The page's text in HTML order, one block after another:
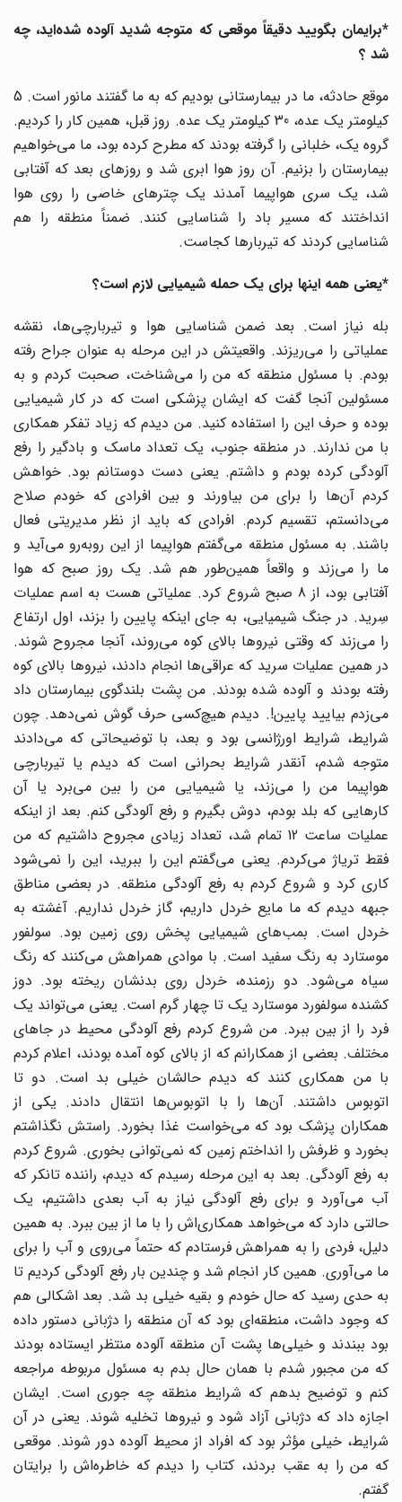
*برایمان بگویید دقیقاً موقعی که متوجه شدید آلوده شده‌اید، چه
شد ؟
موقع حادثه، ما در بیمارستانی بودیم که به ما گفتند مانور است. 5
کیلومتر یک عده، 30 کیلومتر یک عده. روز قبل، همین کار را کردیم.
گروه یک، خلبانی را گرفته بودند که مطرح کرده بود، ما می‌خواهیم
بیمارستان را بزنیم. آن روز هوا ابری شد و روزهای بعد که آفتابی
شد، یک سری هواپیما آمدند یک چترهای خاصی را روی هوا
انداختند که مسیر باد را شناسایی کنند. ضمناً منطقه را هم
شناسایی کردند که تیربارها کجاست.
*یعنی همه اینها برای یک حمله شیمیایی لازم است؟
بله نیاز است. بعد ضمن شناسایی هوا و تیربارچی‌ها، نقشه
عملیاتی را می‌ریزند. واقعیتش در این مرحله به عنوان جراح رفته
بودم. با مسئول منطقه که من را می‌شناخت، صحبت کردم و به
مسئولین آنجا گفت که ایشان پزشکی است که در کار شیمیایی
بوده و حرف این را استفاده کنید. من دیدم که زیاد تفکر همکاری
با من ندارند. در منطقه جنوب، یک تعداد ماسک و بادگیر را رفع
آلودگی کرده بودم و داشتم. یعنی دست دوستانم بود. خواهش
کردم آن‌ها را برای من بیاورند و بین افرادی که خودم صلاح
می‌دانستم، تقسیم کردم. افرادی که باید از نظر مدیریتی فعال
باشند. به مسئول منطقه می‌گفتم هواپیما از این روبه‌رو می‌آید و
ما را می‌زند و واقعاً همین‌طور هم شد. یک روز صبح که هوا
آفتابی بود، از 8 صبح شروع کرد. عملیاتی هست به اسم عملیات
سِرید. در جنگ شیمیایی، به جای اینکه پایین را بزند، اول ارتفاع
را می‌زند که وقتی نیروها بالای کوه می‌روند، آنجا مجروح شوند.
در همین عملیات سرید که عراقی‌ها انجام دادند، نیروها بالای کوه
رفته بودند و آلوده شده بودند. من پشت بلندگوی بیمارستان داد
می‌زدم بیایید پایین!. دیدم هیچ‌کسی حرف گوش نمی‌دهد. چون
شرایط، شرایط اورژانسی بود و بعد، با توضیحاتی که می‌دادند
متوجه شدم، آنقدر شرایط بحرانی است که دیدم یا تیربارچی
هواپیما من را می‌زند، یا شیمیایی من را بین می‌برد یا آن
کارهایی که بلد بودم، دوش بگیرم و رفع آلودگی کنم. بعد از اینکه
عملیات ساعت 12 تمام شد، تعداد زیادی مجروح داشتیم که من
فقط تریاژ می‌کردم. یعنی می‌گفتم این را ببرید، این را نمی‌شود
کاری کرد و شروع کردم به رفع آلودگی منطقه. در بعضی مناطق
جبهه دیدم که ما مایع خردل داریم، گاز خردل نداریم. آغشته به
خردل است. بمب‌های شیمیایی پخش روی زمین بود. سولفور
موستارد به رنگ سفید است. با موادی همراهش می‌کنند که رنگ
سیاه می‌شود. دو رزمنده، خردل روی بدنشان ریخته بود. دوز
کشنده سولفورد موستارد یک تا چهار گرم است. یعنی می‌تواند یک
فرد را از بین ببرد. من شروع کردم رفع آلودگی محیط در جاهای
مختلف. بعضی از همکارانم که از بالای کوه آمده بودند، اعلام کردم
با من همکاری کنند که دیدم حالشان خیلی بد است. دو تا
اتوبوس داشتند. آن‌ها را با اتوبوس‌ها انتقال دادند. یکی از
همکاران پزشک بود که می‌خواست غذا بخورد. راستش نگذاشتم
بخورد و ظرفش را انداختم زمین که نمی‌توانی بخوری. شروع کردم
به رفع آلودگی. بعد به این مرحله رسیدم که دیدم، راننده تانکر که
آب می‌آورد و برای رفع آلودگی نیاز به آب بعدی داشتیم، یک
حالتی دارد که می‌خواهد همکاری‌اش را با ما از بین ببرد. به همین
دلیل، فردی را به همراهش فرستادم که حتماً می‌روی و آب را برای
ما می‌آوری. همین کار انجام شد و چندین بار رفع آلودگی کردیم تا
به حدی رسید که حال خودم و بقیه خیلی بد شد. بعد اشکالی هم
که وجود داشت، منطقه‌ای بود که آن منطقه را دژبانی دستور داده
بود ببندند و خیلی‌ها پشت آن منطقه آلوده منتظر ایستاده بودند
که من مجبور شدم با همان حال بدم به مسئول مربوطه مراجعه
کنم و توضیح بدهم که شرایط منطقه چه جوری است. ایشان
اجازه داد که دژبانی آزاد شود و نیروها تخلیه شوند. یعنی در آن
شرایط، خیلی مؤثر بود که افراد از محیط آلوده دور شوند. موقعی
که من را به عقب بردند، کتاب را دیدم که خاطره‌اش را برایتان
گفتم.